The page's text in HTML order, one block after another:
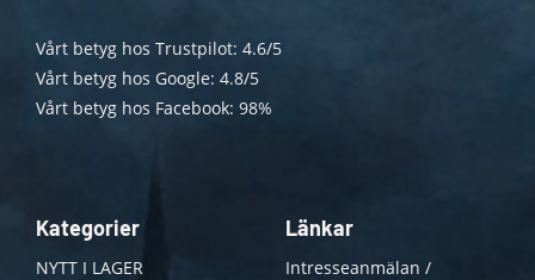
Vårt betyg hos Trustpilot: 4.6/5
Vårt betyg hos Google: 4.8/5
Vårt betyg hos Facebook: 98%
Kategorier
NYTT I LAGER
Länkar
Intresseanmälan /